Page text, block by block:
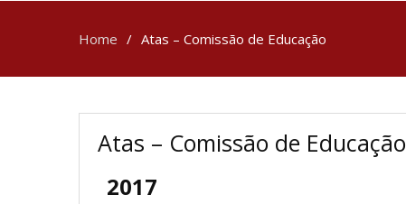
Home Atas – Comissão de Educação
Atas – Comissão de Educação
2017